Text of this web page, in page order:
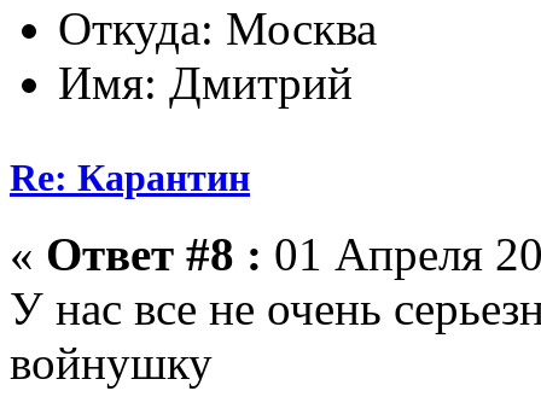
Откуда: Москва
Имя: Дмитрий
Re: Карантин
« Ответ #8 : 01 Апреля
У нас все не очень
войнушку